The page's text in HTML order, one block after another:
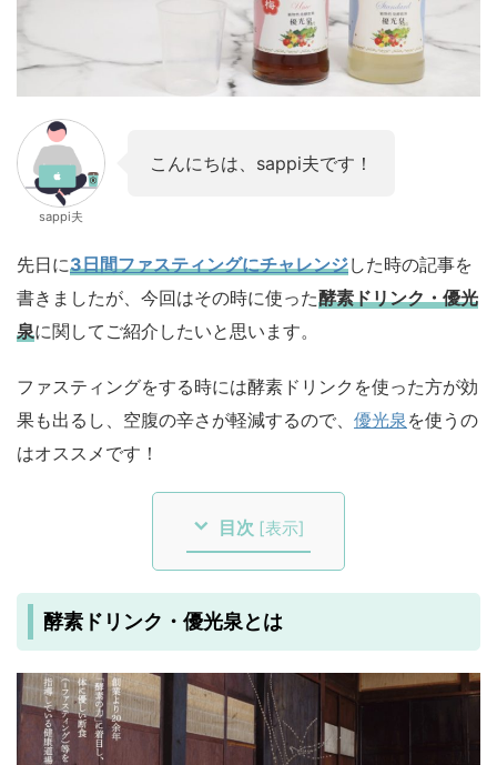
sappi夫
こんにちは、sappi夫です！
先日に3日間ファスティングにチャレンジした時の記事を
書きましたが、今回はその時に使った酵素ドリンク・優光
泉に関してご紹介したいと思います。
ファスティングをする時には酵素ドリンクを使った方が効
果も出るし、空腹の辛さが軽減するので、 優光泉 を使うの
はオススメです！
目次 [表示]
酵素ドリンク・優光泉とは